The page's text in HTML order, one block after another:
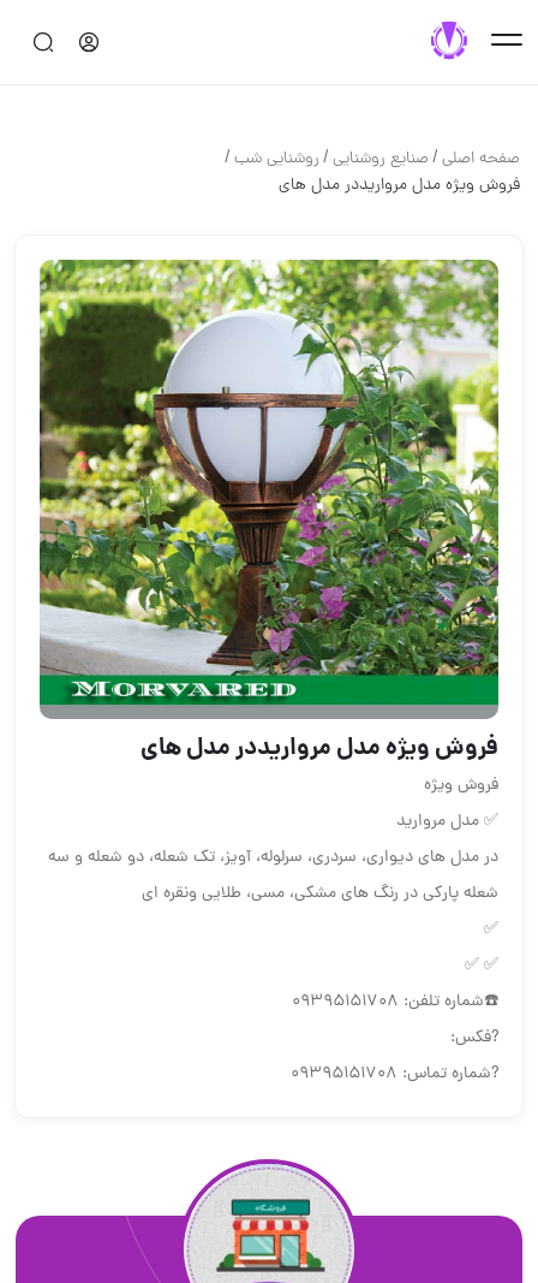
صفحه اصلی/صنايع روشنايي/روشنایی شب/
فروش ویژه مدل مرواریددر مدل های
فروش ویژه مدل مرواریددر مدل های
فروش ویژه
✅ مدل مروارید
در مدل های ديواری، سردری، سرلوله، آويز، تک شعله، دو شعله و سه
شعله پارکی در رنگ های مشکی، مسی، طلايی ونقره ای
✅
✅ ✅
☎️شماره تلفن: 09395151708
?فکس:
?شماره تماس: 09395151708